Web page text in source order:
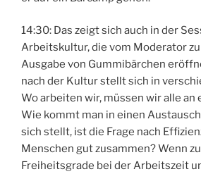
14:30: Das zeigt sich auch in der
Arbeitskultur, die vom Moderator
Ausgabe von Gummibärchen
nach der Kultur stellt sich in
Wo arbeiten wir, müssen wir alle an
Wie kommt man in einen
sich stellt, ist die Frage nach
Menschen gut zusammen? Wenn
Freiheitsgrade bei der Arbeitszeit